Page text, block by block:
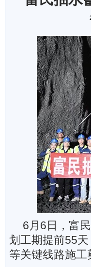
6月6日，富
划工期提前55
等关键线路施工